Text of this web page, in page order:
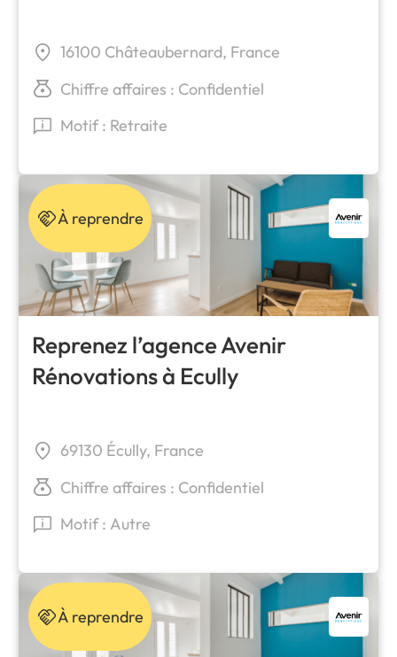
16100 Châteaubernard, France
Chiffre affaires : Confidentiel
Motif : Retraite
À reprendre
Reprenez l’agence Avenir
Rénovations à Ecully
69130 Écully, France
Chiffre affaires : Confidentiel
Motif : Autre
À reprendre